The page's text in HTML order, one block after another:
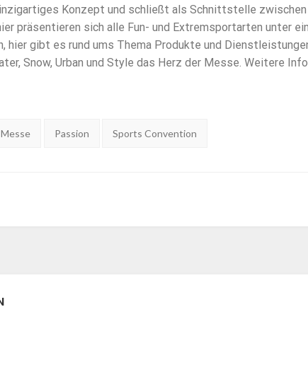
Konzept und schließt als Schnittstelle
präsentieren sich alle Fun- und Extremsportarten unter
hier gibt es rund ums Thema Produkte und
Snow, Urban und Style das Herz der Messe. Weitere
Messe Passion Sports Convention